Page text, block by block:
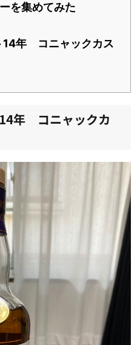
を集めてみた
14年 コニャックカス
年 コニャックカ